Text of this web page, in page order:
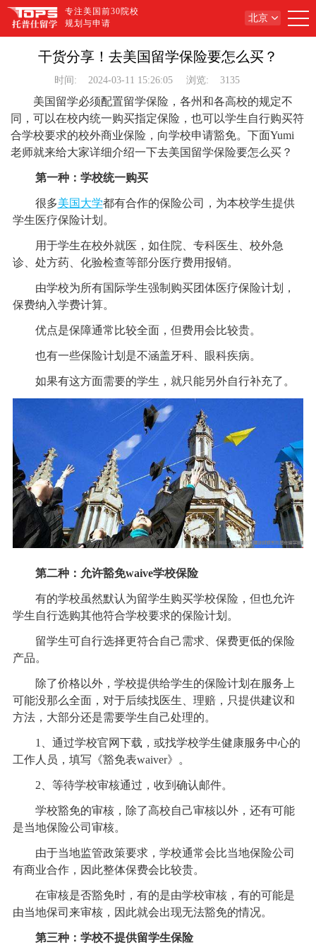
专注美国前30院校
规划与申请
北京
干货分享！去美国留学保险要怎么买？
时间: 2024-03-11 15:26:05 浏览: 3135
美国留学必须配置留学保险，各州和各高校的规定不
同，可以在校内统一购买指定保险，也可以学生自行购买符
合学校要求的校外商业保险，向学校申请豁免。下面Yumi
老师就来给大家详细介绍一下去美国留学保险要怎么买？
第一种：学校统一购买
很多美国大学都有合作的保险公司，为本校学生提供
学生医疗保险计划。
用于学生在校外就医，如住院、专科医生、校外急
诊、处方药、化验检查等部分医疗费用报销。
由学校为所有国际学生强制购买团体医疗保险计划，
保费纳入学费计算。
优点是保障通常比较全面，但费用会比较贵。
也有一些保险计划是不涵盖牙科、眼科疾病。
如果有这方面需要的学生，就只能另外自行补充了。
第二种：允许豁免waive学校保险
有的学校虽然默认为留学生购买学校保险，但也允许
学生自行选购其他符合学校要求的保险计划。
留学生可自行选择更符合自己需求、保费更低的保险
产品。
除了价格以外，学校提供给学生的保险计划在服务上
可能没那么全面，对于后续找医生、理赔，只提供建议和
方法，大部分还是需要学生自己处理的。
1、通过学校官网下载，或找学校学生健康服务中心的
工作人员，填写《豁免表waiver》。
2、等待学校审核通过，收到确认邮件。
学校豁免的审核，除了高校自己审核以外，还有可能
是当地保险公司审核。
由于当地监管政策要求，学校通常会比当地保险公司
有商业合作，因此整体保费会比较贵。
在审核是否豁免时，有的是由学校审核，有的可能是
由当地保司来审核，因此就会出现无法豁免的情况。
第三种：学校不提供留学生保险